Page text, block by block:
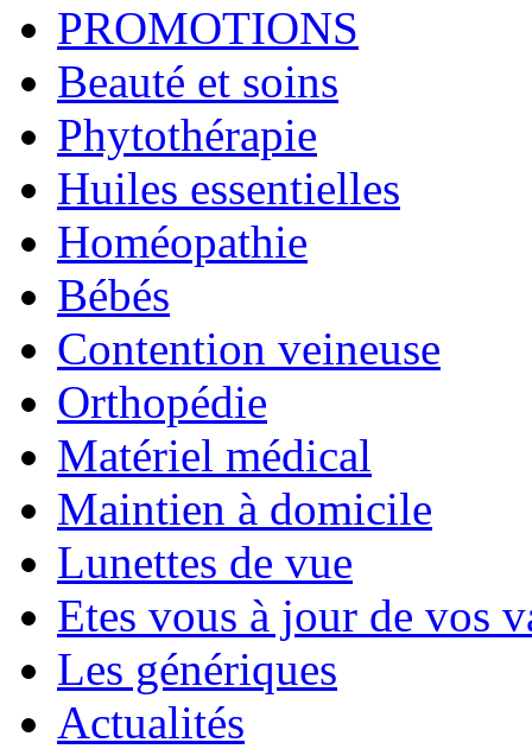
PROMOTIONS
Beauté et soins
Phytothérapie
Huiles essentielles
Homéopathie
Bébés
Contention veineuse
Orthopédie
Matériel médical
Maintien à domicile
Lunettes de vue
Etes vous à jour de vos
Les génériques
Actualités